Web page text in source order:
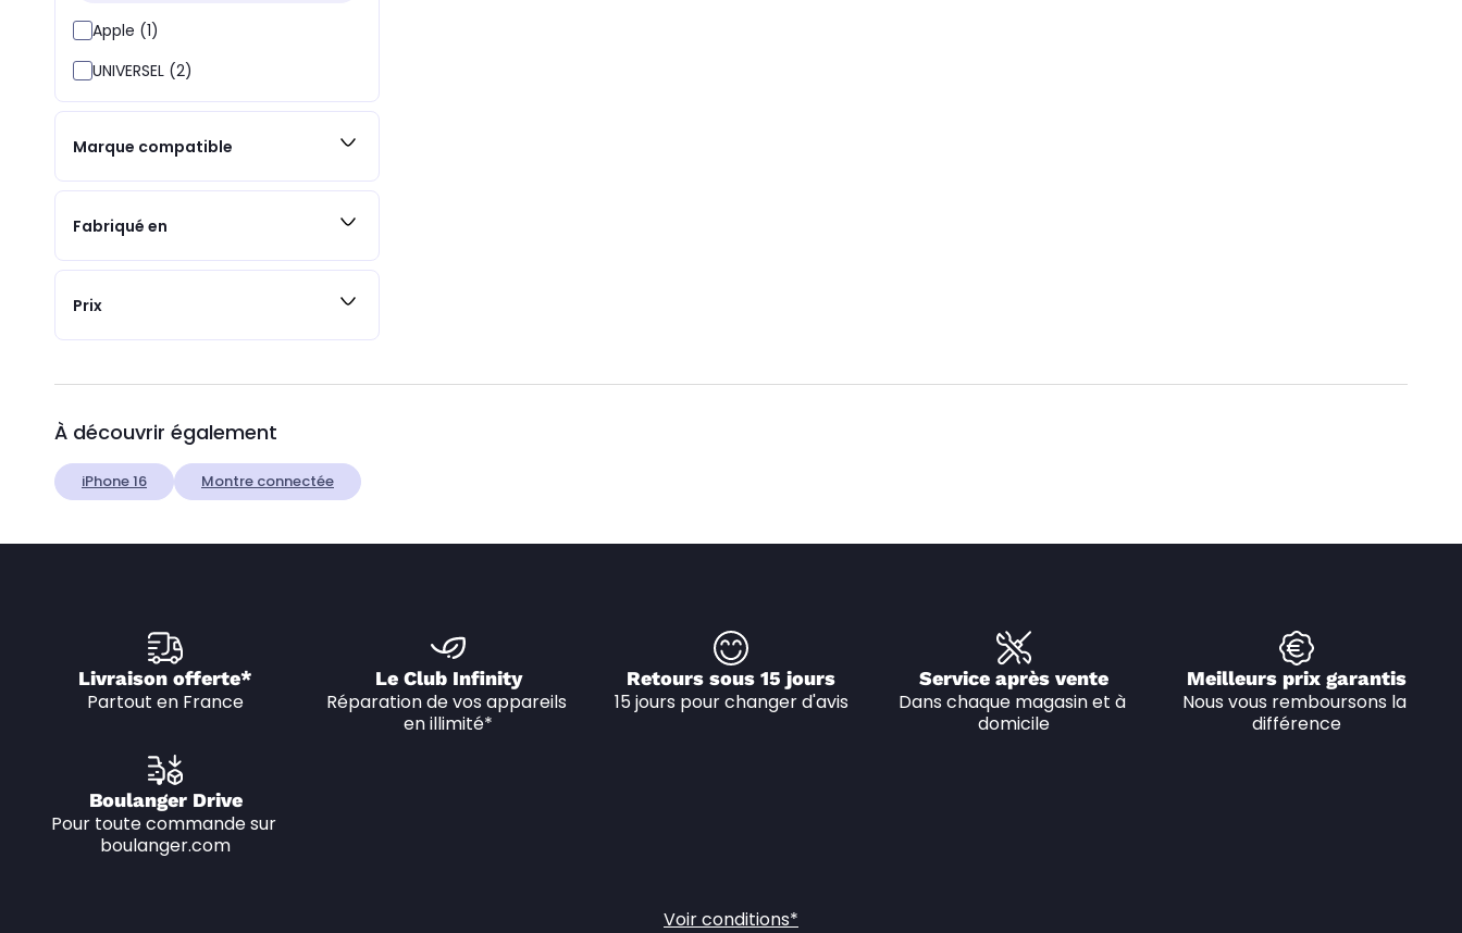
Apple (1)
UNIVERSEL (2)
Marque compatible
Fabriqué en
Prix
À découvrir également
iPhone 16 Montre connectée
Livraison offerte*
Partout en France
Le Club Infinity
Réparation de vos appareils
en illimité*
Retours sous 15 jours
15 jours pour changer d'avis
Service après vente
Dans chaque magasin et à
domicile
Meilleurs prix garantis
Nous vous remboursons la
différence
Boulanger Drive
Pour toute commande sur
boulanger.com
Voir conditions*